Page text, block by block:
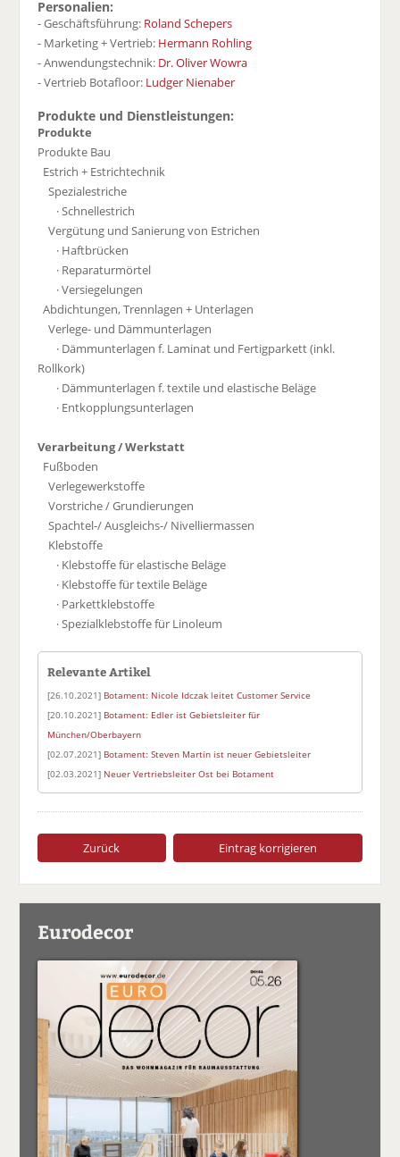
Personalien:
- Geschäftsführung: Roland Schepers
- Marketing + Vertrieb: Hermann Rohling
- Anwendungstechnik: Dr. Oliver Wowra
- Vertrieb Botafloor: Ludger Nienaber
Produkte und Dienstleistungen:
Produkte
Produkte Bau
Estrich + Estrichtechnik
Spezialestriche
· Schnellestrich
Vergütung und Sanierung von Estrichen
· Haftbrücken
· Reparaturmörtel
· Versiegelungen
Abdichtungen, Trennlagen + Unterlagen
Verlege- und Dämmunterlagen
· Dämmunterlagen f. Laminat und Fertigparkett (inkl.
Rollkork)
· Dämmunterlagen f. textile und elastische Beläge
· Entkopplungsunterlagen
Verarbeitung / Werkstatt
Fußboden
Verlegewerkstoffe
Vorstriche / Grundierungen
Spachtel-/ Ausgleichs-/ Nivelliermassen
Klebstoffe
· Klebstoffe für elastische Beläge
· Klebstoffe für textile Beläge
· Parkettklebstoffe
· Spezialklebstoffe für Linoleum
Relevante Artikel
[26.10.2021] Botament: Nicole Idczak leitet Customer Service
[20.10.2021] Botament: Edler ist Gebietsleiter für
München/Oberbayern
[02.07.2021] Botament: Steven Martin ist neuer Gebietsleiter
[02.03.2021] Neuer Vertriebsleiter Ost bei Botament
Zurück Eintrag korrigieren
Eurodecor